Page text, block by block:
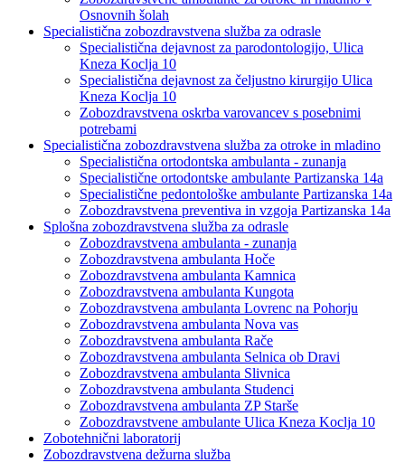
Osnovnih šolah
Specialistična zobozdravstvena služba za odrasle
Specialistična dejavnost za parodontologijo, Ulica
Kneza Koclja 10
Specialistična dejavnost za čeljustno kirurgijo Ulica
Kneza Koclja 10
Zobozdravstvena oskrba varovancev s posebnimi
potrebami
Specialistična zobozdravstvena služba za otroke in mladino
Specialistična ortodontska ambulanta - zunanja
Specialistične ortodontske ambulante Partizanska 14a
Specialistične pedontološke ambulante Partizanska 14a
Zobozdravstvena preventiva in vzgoja Partizanska 14a
Splošna zobozdravstvena služba za odrasle
Zobozdravstvena ambulanta - zunanja
Zobozdravstvena ambulanta Hoče
Zobozdravstvena ambulanta Kamnica
Zobozdravstvena ambulanta Kungota
Zobozdravstvena ambulanta Lovrenc na Pohorju
Zobozdravstvena ambulanta Nova vas
Zobozdravstvena ambulanta Rače
Zobozdravstvena ambulanta Selnica ob Dravi
Zobozdravstvena ambulanta Slivnica
Zobozdravstvena ambulanta Studenci
Zobozdravstvena ambulanta ZP Starše
Zobozdravstvene ambulante Ulica Kneza Koclja 10
Zobotehnični laboratorij
Zobozdravstvena dežurna služba